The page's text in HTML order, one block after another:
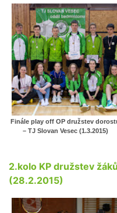
Finále play off OP družstev
– TJ Slovan Vesec (1.3.2015)
2.kolo KP družstev
(28.2.2015)